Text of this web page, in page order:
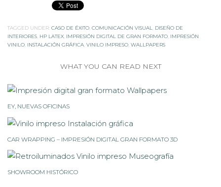
TAGGED UNDER: CASO DE ÉXITO COMUNICACIÓN VISUAL DISEÑO DE
INTERIORES HP LATEX, IMPRESIÓN DIGITAL DE GRAN FORMATO IMPRESIÓN
VINILO INSTALACIÓN GRÁFICA VINILO IMPRESO WALLPAPERS
WHAT YOU CAN READ NEXT
EY, NUEVAS OFICINAS
CAR WRAPPING – IMPRESIÓN DIGITAL GRAN FORMATO 3D
SHOWROOM HISTÓRICO